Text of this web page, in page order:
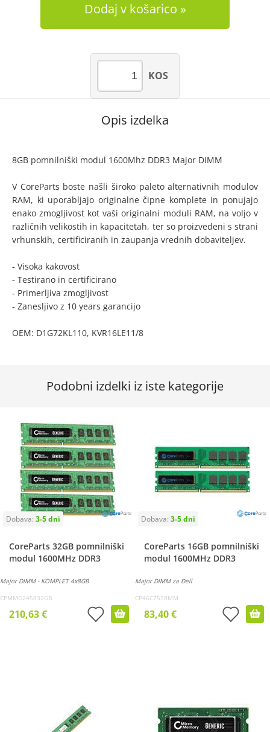
Dodaj v košarico
KOS
Opis izdelka
8GB pomnilniški modul 1600Mhz DDR3 Major DIMM
V CoreParts boste našli široko paleto alternativnih modulov
RAM, ki uporabljajo originalne čipne komplete in ponujajo
enako zmogljivost kot vaši originalni moduli RAM, na voljo v
različnih velikostih in kapacitetah, ter so proizvedeni s strani
vrhunskih, certificiranih in zaupanja vrednih dobaviteljev.
- Visoka kakovost
- Testirano in certificirano
- Primerljiva zmogljivost
- Zanesljivo z 10 years garancijo
OEM: D1G72KL110, KVR16LE11/8
Podobni izdelki iz iste kategorije
CoreParts 32GB pomnilniški
modul 1600MHz DDR3
Major DIMM - KOMPLET 4x8GB
CPMMG245832GB
210,63 €
CoreParts 16GB pomnilniški
modul 1600MHz DDR3
Major DIMM za Dell
CP46C7538MM
83,40 €